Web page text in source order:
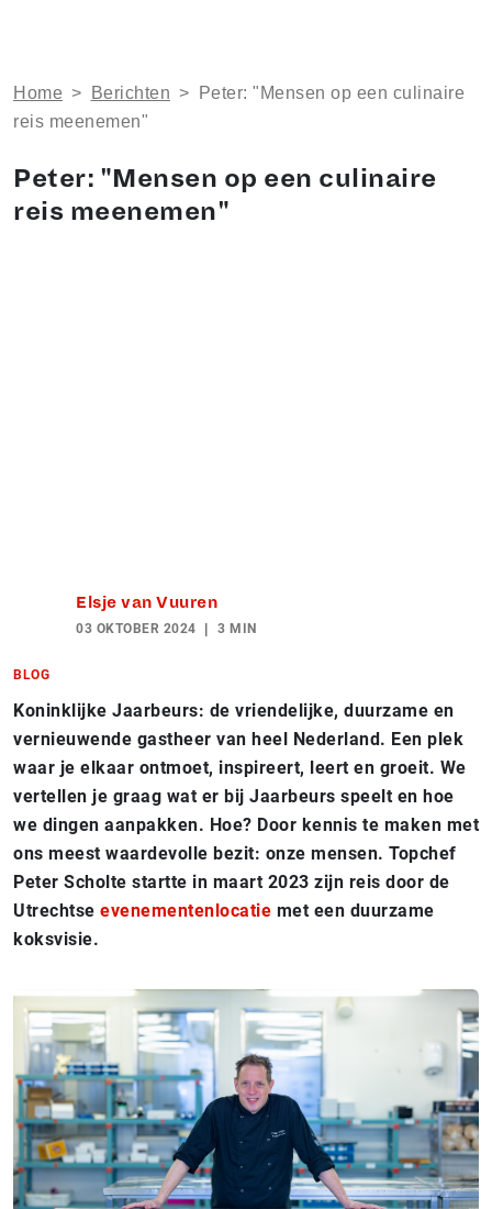
Home > Berichten >
Peter: "Mensen op een culinaire
reis meenemen"
Peter: "Mensen op een culinaire
reis meenemen"
Elsje van Vuuren
03 OKTOBER 2024 3 MIN
BLOG
Koninklijke Jaarbeurs: de vriendelijke, duurzame en
vernieuwende gastheer van heel Nederland. Een plek
waar je elkaar ontmoet, inspireert, leert en groeit. We
vertellen je graag wat er bij Jaarbeurs speelt en hoe
we dingen aanpakken. Hoe? Door kennis te maken met
ons meest waardevolle bezit: onze mensen. Topchef
Peter Scholte startte in maart 2023 zijn reis door de
Utrechtse evenementenlocatie met een duurzame
koksvisie.